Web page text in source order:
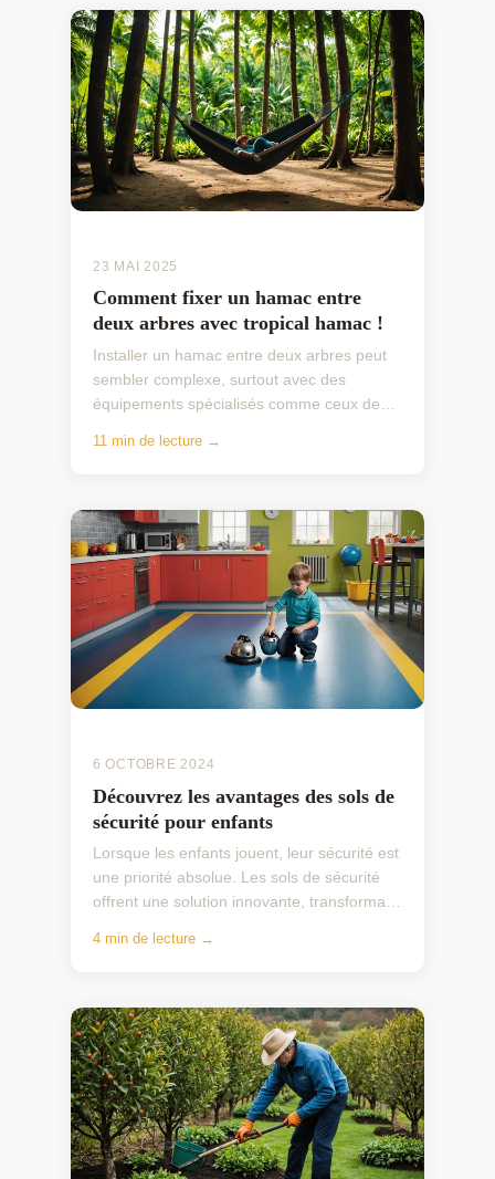
23 MAI 2025
Comment fixer un hamac entre
deux arbres avec tropical hamac !
Installer un hamac entre deux arbres peut
sembler complexe, surtout avec des
équipements spécialisés comme ceux de
11 min de lecture →
6 OCTOBRE 2024
Découvrez les avantages des sols de
sécurité pour enfants
Lorsque les enfants jouent, leur sécurité est
une priorité absolue. Les sols de sécurité
offrent une solution innovante, transformant
4 min de lecture →